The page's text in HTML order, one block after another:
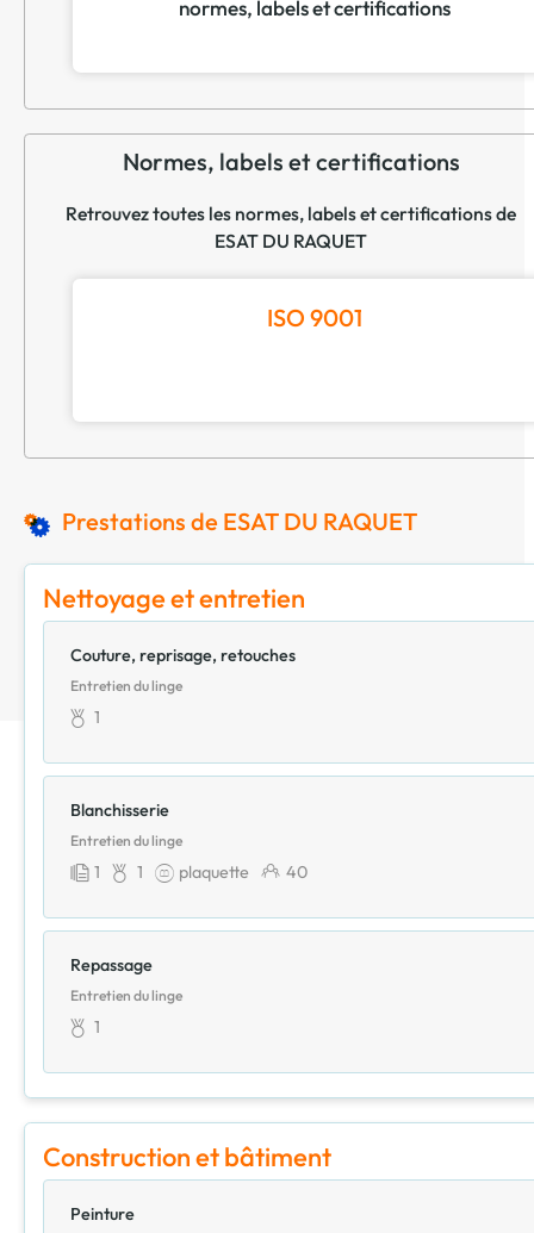
normes, labels et certifications
Normes, labels et certifications
Retrouvez toutes les normes, labels et certifications de
ESAT DU RAQUET
ISO 9001
Prestations de ESAT DU RAQUET
Nettoyage et entretien
Couture, reprisage, retouches
Entretien du linge
1
Blanchisserie
Entretien du linge
1 1 plaquette 40
Repassage
Entretien du linge
1
Construction et bâtiment
Peinture